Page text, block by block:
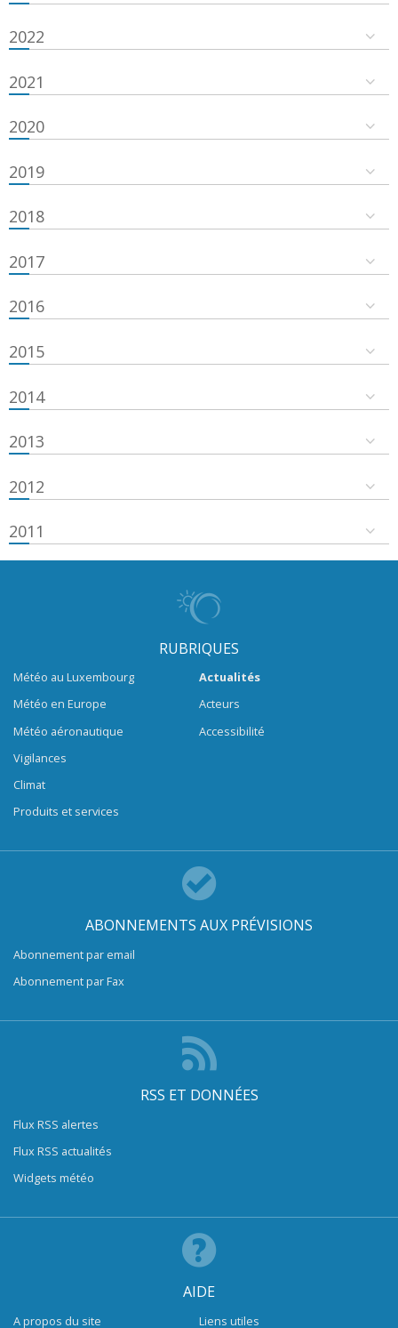
2022
2021
2020
2019
2018
2017
2016
2015
2014
2013
2012
2011
RUBRIQUES
Météo au Luxembourg
Météo en Europe
Météo aéronautique
Vigilances
Climat
Produits et services
Actualités
Acteurs
Accessibilité
ABONNEMENTS AUX PRÉVISIONS
Abonnement par email
Abonnement par Fax
RSS ET DONNÉES
Flux RSS alertes
Flux RSS actualités
Widgets météo
AIDE
A propos du site Liens utiles